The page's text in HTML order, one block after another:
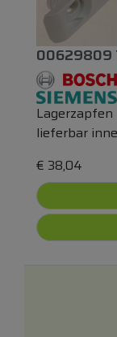
00629809
Lagerzapfen
lieferbar
€ 38,04